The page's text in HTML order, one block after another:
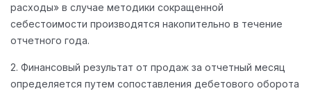
расходы» в случае методики сокращенной
себестоимости производятся накопительно в течение
отчетного года.
2. Финансовый результат от продаж за отчетный месяц
определяется путем сопоставления дебетового оборота